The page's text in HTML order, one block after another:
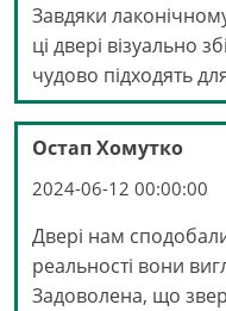
Завдяки
ці двері візуально
чудово підходять
Остап Хомутко
2024-06-12 00:00:00
Двері нам
реальності вони
Задоволена, що